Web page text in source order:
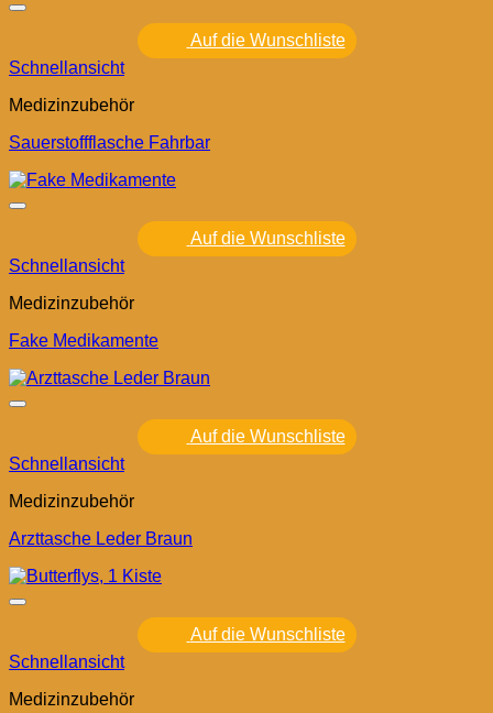
Auf die Wunschliste
Schnellansicht
Medizinzubehör
Sauerstoffflasche Fahrbar
Auf die Wunschliste
Schnellansicht
Medizinzubehör
Fake Medikamente
Auf die Wunschliste
Schnellansicht
Medizinzubehör
Arzttasche Leder Braun
Auf die Wunschliste
Schnellansicht
Medizinzubehör